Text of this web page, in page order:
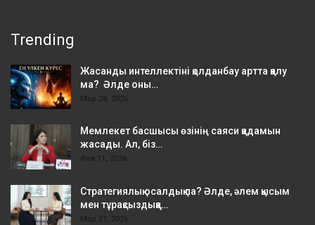
Trending
Жасанды интеллектіні қолданбау артта қалу
ма? Әлде оны…
Мар 28, 2026
Мемлекет басшысы өзінің саяси қадамын
жасады. Ал, біз…
Фев 11, 2026
Стратегиялық осалдық па? Әлде, әлем қысым
мен тұрақсыздыққа…
Мар 31, 2026